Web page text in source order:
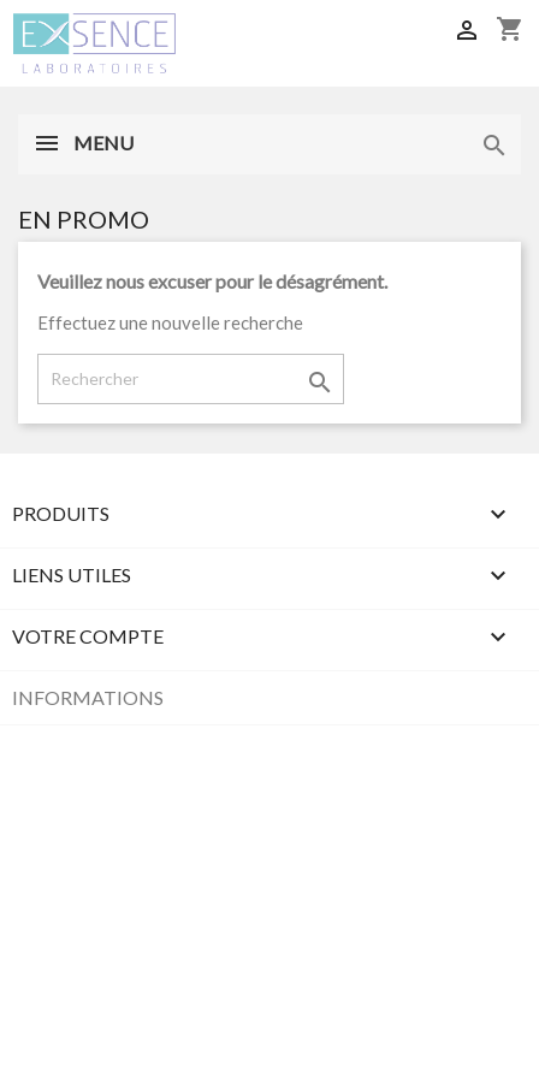
shopping_cart

MENU 
EN PROMO
Veuillez nous excuser pour le désagrément.
Effectuez une nouvelle recherche

PRODUITS 
LIENS UTILES 
VOTRE COMPTE 
INFORMATIONS